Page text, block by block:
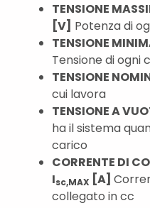
TENSIONE
[V] Potenza di
TENSIONE
Tensione di ogni
TENSIONE
cui lavora
TENSIONE A
ha il sistema
carico
CORRENTE DI
Isc,MAX [A]
collegato in cc